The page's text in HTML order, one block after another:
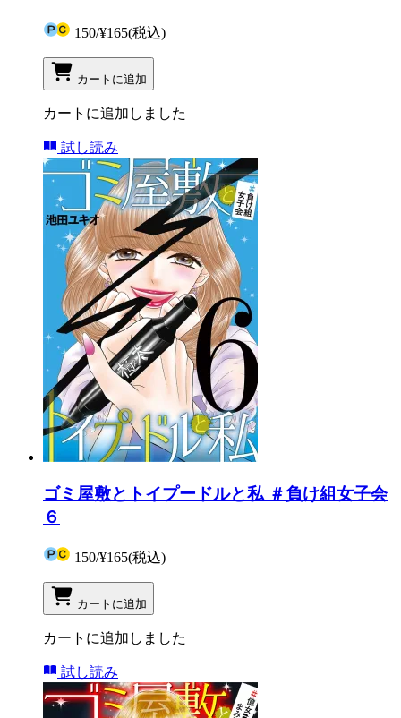
150/¥165(税込)
カートに追加
カートに追加しました
試し読み
ゴミ屋敷とトイプードルと私 ＃負け組女子会
６
150/¥165(税込)
カートに追加
カートに追加しました
試し読み